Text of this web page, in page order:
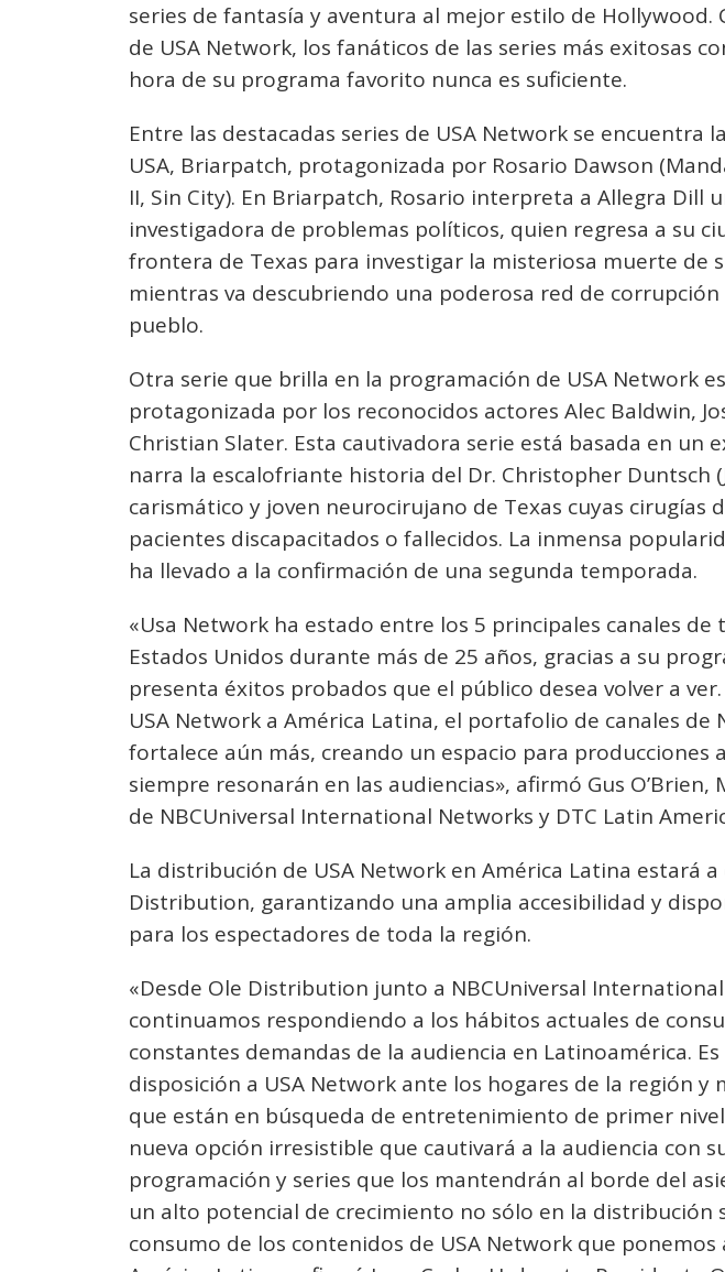
series de fantasía y aventura al mejor estilo de Hollywood.
de USA Network, los fanáticos de las series más exitosas
hora de su programa favorito nunca es suficiente.
Entre las destacadas series de USA Network se encuentra
USA, Briarpatch, protagonizada por Rosario Dawson
II, Sin City). En Briarpatch, Rosario interpreta a Allegra Dill
investigadora de problemas políticos, quien regresa a su
frontera de Texas para investigar la misteriosa muerte de
mientras va descubriendo una poderosa red de
pueblo.
Otra serie que brilla en la programación de USA Network
protagonizada por los reconocidos actores Alec Baldwin,
Christian Slater. Esta cautivadora serie está basada en un
narra la escalofriante historia del Dr. Christopher Duntsch
carismático y joven neurocirujano de Texas cuyas cirugías
pacientes discapacitados o fallecidos. La inmensa
ha llevado a la confirmación de una segunda temporada.
«Usa Network ha estado entre los 5 principales canales de
Estados Unidos durante más de 25 años, gracias a su
presenta éxitos probados que el público desea volver a
USA Network a América Latina, el portafolio de canales de
fortalece aún más, creando un espacio para producciones
siempre resonarán en las audiencias», afirmó Gus
de NBCUniversal International Networks y DTC Latin
La distribución de USA Network en América Latina estará a
Distribution, garantizando una amplia accesibilidad y
para los espectadores de toda la región.
«Desde Ole Distribution junto a NBCUniversal
continuamos respondiendo a los hábitos actuales de
constantes demandas de la audiencia en Latinoamérica.
disposición a USA Network ante los hogares de la región y
que están en búsqueda de entretenimiento de primer
nueva opción irresistible que cautivará a la audiencia con
programación y series que los mantendrán al borde del
un alto potencial de crecimiento no sólo en la distribución
consumo de los contenidos de USA Network que ponemos